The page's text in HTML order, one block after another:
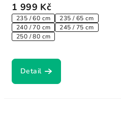
1 999 Kč
235 / 60 cm
235 / 65 cm
240 / 70 cm
245 / 75 cm
250 / 80 cm
Detail